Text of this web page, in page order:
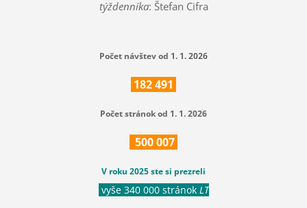
týždenníka: Štefan Cifra
Počet návštev od 1. 1. 2026
182491
Počet stránok od 1. 1. 2026
500007
V roku 2025 ste si prezreli
vyše 340 000 stránok LT